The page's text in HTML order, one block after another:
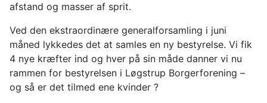
afstand og masser af sprit.
Ved den ekstraordinære generalforsamling i juni
måned lykkedes det at samles en ny bestyrelse. Vi fik
4 nye kræfter ind og hver på sin måde danner vi nu
rammen for bestyrelsen i Løgstrup Borgerforening –
og så er det tilmed ene kvinder ?